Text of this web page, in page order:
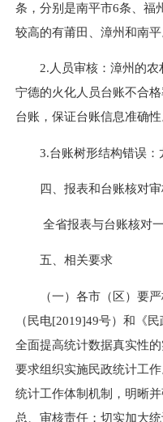
条，分别是南平市6条、福
较高的有莆田、漳州和南平
2. 人员审核：漳州的
宁德的火化人员台账不合
台账，保证台账信息准确性
3.台账树形结构错误：
四、报表和台账核对
全省报表与台账核对
五、相关要求
（一）各市（区）要
（民电[2019]49号）和《
全面提高统计数据真实性
要求组织实施民政统计工
统计工作体制机制，明晰
总、审核责任；切实加大